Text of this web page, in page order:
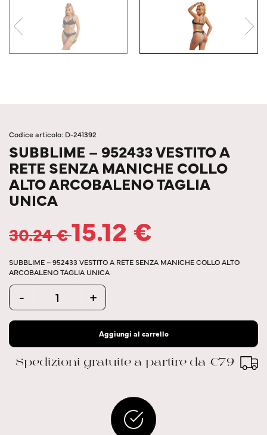
Codice articolo: D-241392
SUBBLIME – 952433 VESTITO A
RETE SENZA MANICHE COLLO
ALTO ARCOBALENO TAGLIA
UNICA
30.24€15.12€
SUBBLIME – 952433 VESTITO A RETE SENZA MANICHE COLLO ALTO
ARCOBALENO TAGLIA UNICA
Quantity
- +
Aggiungi al carrello
Spedizioni gratuite a partire da €79